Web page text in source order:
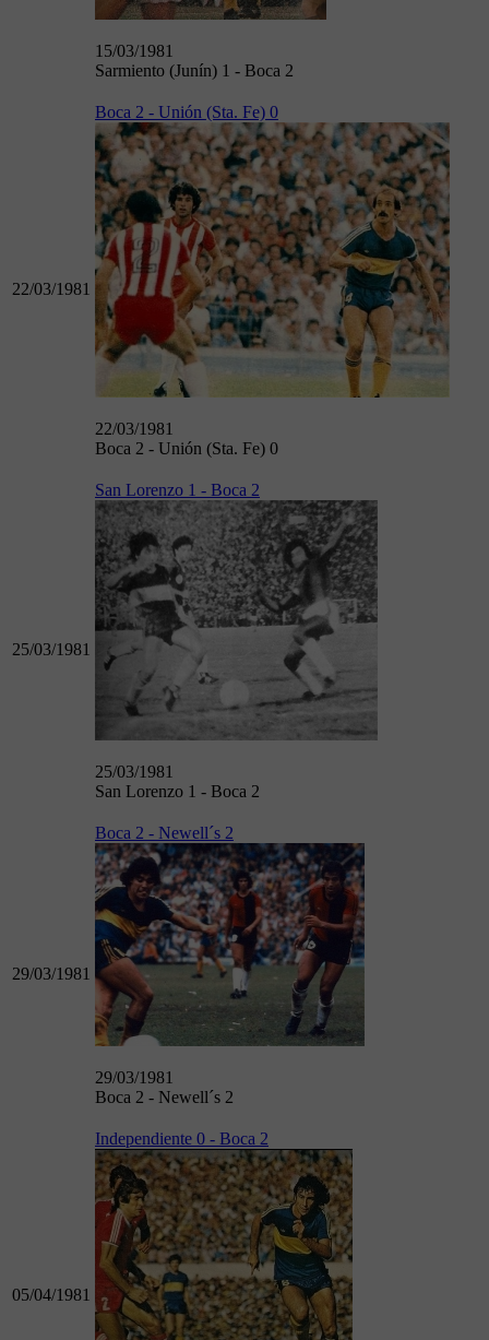
15/03/1981
Sarmiento (Junín) 1 - Boca 2
22/03/1981
Boca 2 - Unión (Sta. Fe) 0
22/03/1981
Boca 2 - Unión (Sta. Fe) 0
25/03/1981
San Lorenzo 1 - Boca 2
25/03/1981
San Lorenzo 1 - Boca 2
29/03/1981
Boca 2 - Newell´s 2
29/03/1981
Boca 2 - Newell´s 2
05/04/1981
Independiente 0 - Boca 2